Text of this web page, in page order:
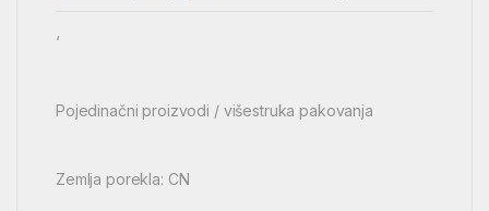
‘
Pojedinačni proizvodi / višestruka pakovanja
Zemlja porekla: CN